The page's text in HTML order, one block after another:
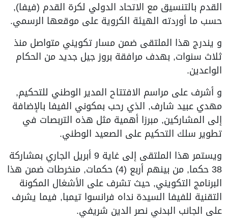
القدم بالتنسيق مع الاتحاد الدولي لكرة القدم (فيفا),
حسب ما أوردته الهيئة الكروية على موقعها الرسمي.
و يندرج هذا الملتقى ضمن مسار تكويني متواصل منذ
ثلاث سنوات, بهدف مرافقة بروز جيل جديد من الحكام
الواعدين.
و أشرف على مراسم الافتتاح المدير الوطني للتحكيم,
مهدي عبيد شارف, الذي رحب بمكوني الفيفا بالإضافة
إلى المشاركين, مبرزا أهمية مثل هذه التربصات في
تطوير سلك التحكيم على الصعيد الوطني.
ويستمر هذا الملتقى إلى غاية 9 أبريل الجاري بمشاركة
38 حكما, من بينهم أربع (4) حكمات, منخرطات ضمن هذا
البرنامج التكويني, حيث تشرف على الأشغال المكونة
التقنية للفيفا السيدة نداه فرانسوا تيمبا, فيما يشرف
على الجانب البدني نصر الدين شريفي.